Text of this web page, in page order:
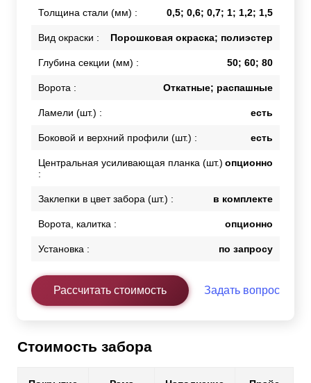
Толщина стали (мм) : 0,5; 0,6; 0,7; 1; 1,2; 1,5
Вид окраски : Порошковая окраска; полиэстер
Глубина секции (мм) : 50; 60; 80
Ворота : Откатные; распашные
Ламели (шт.) : есть
Боковой и верхний профили (шт.) : есть
Центральная усиливающая планка (шт.)
:
опционно
Заклепки в цвет забора (шт.) : в комплекте
Ворота, калитка : опционно
Установка : по запросу
Рассчитать стоимость Задать вопрос
Стоимость забора